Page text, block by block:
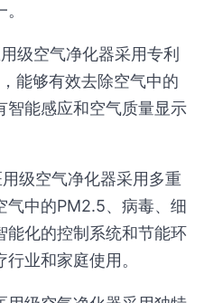
级空气净化器采用专利
能够有效去除空气中的
智能感应和空气质量显示
级空气净化器采用多重
气中的PM2.5、病毒、细
能化的控制系统和节能环
业和家庭使用。